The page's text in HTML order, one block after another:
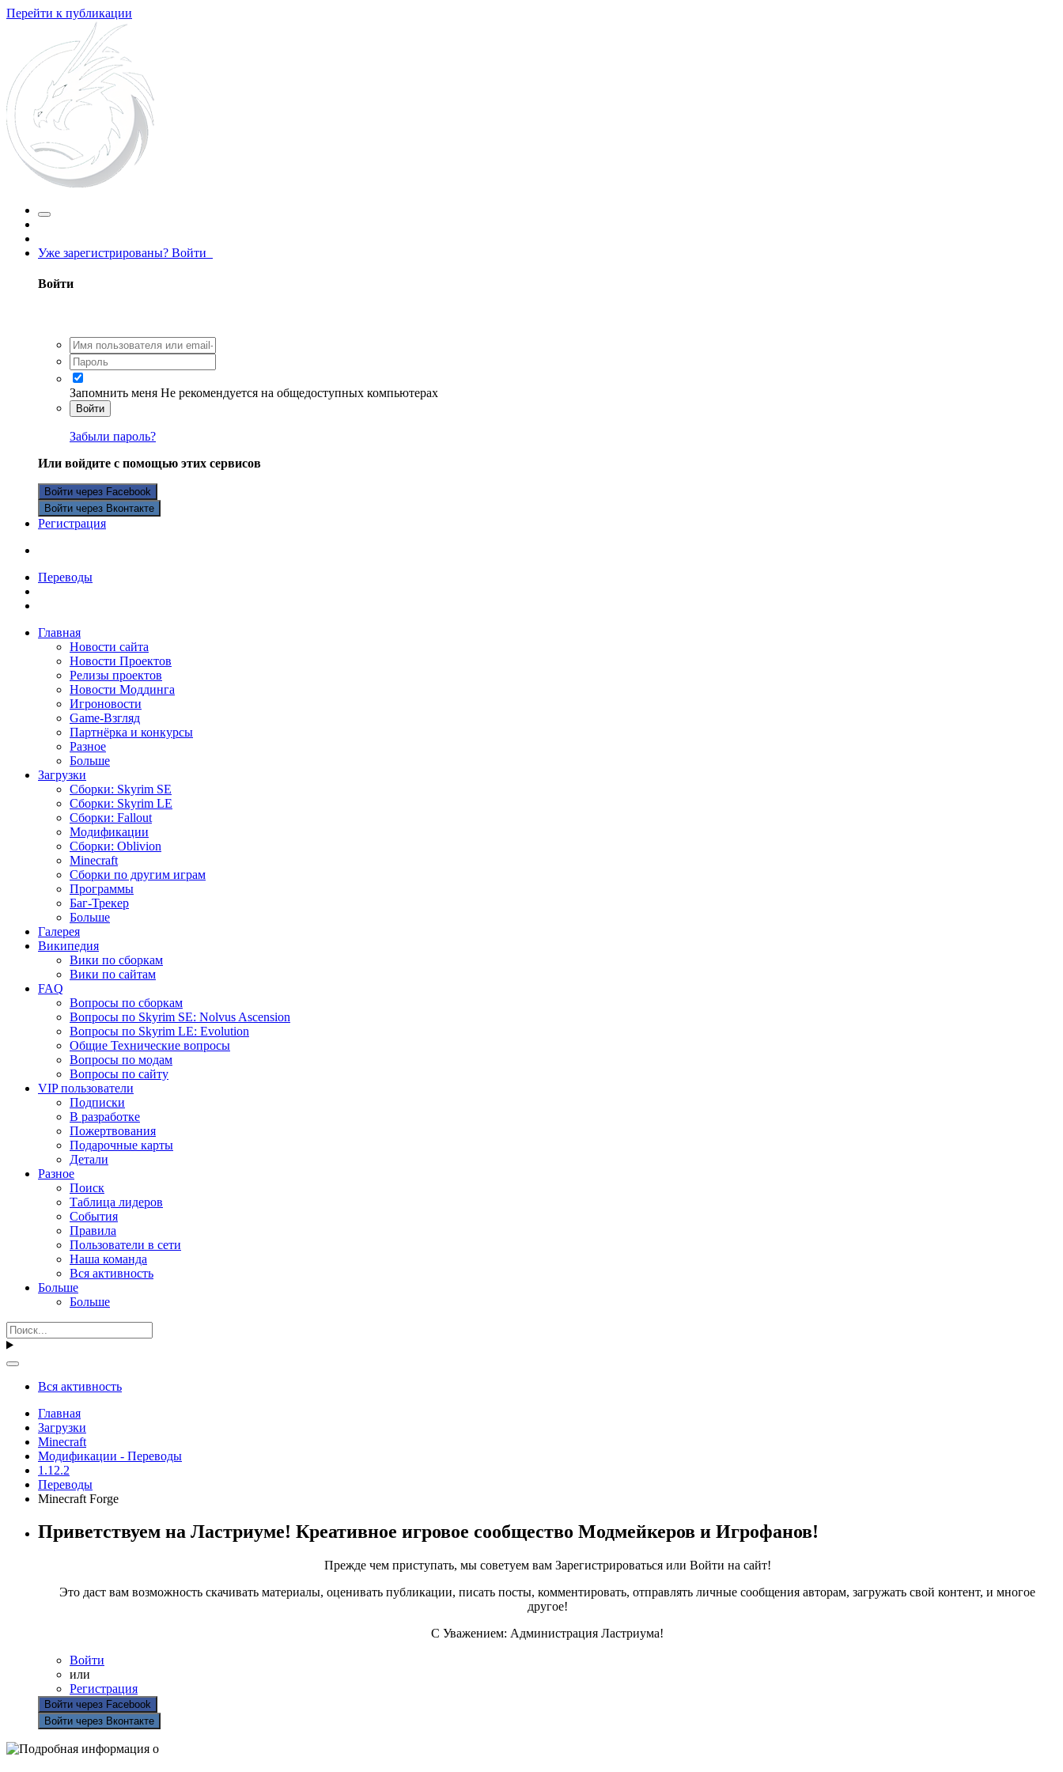
Перейти к публикации
Уже зарегистрированы? Войти
Войти
Запомнить меня Не рекомендуется на общедоступных компьютерах
Войти
Забыли пароль?
Или войдите с помощью этих сервисов
Войти через Facebook
Войти через Вконтакте
Регистрация
Переводы
Главная
Новости сайта
Новости Проектов
Релизы проектов
Новости Моддинга
Игроновости
Game-Взгляд
Партнёрка и конкурсы
Разное
Больше
Загрузки
Сборки: Skyrim SE
Сборки: Skyrim LE
Сборки: Fallout
Модификации
Сборки: Oblivion
Minecraft
Сборки по другим играм
Программы
Баг-Трекер
Больше
Галерея
Википедия
Вики по сборкам
Вики по сайтам
FAQ
Вопросы по сборкам
Вопросы по Skyrim SE: Nolvus Ascension
Вопросы по Skyrim LE: Evolution
Общие Технические вопросы
Вопросы по модам
Вопросы по сайту
VIP пользователи
Подписки
В разработке
Пожертвования
Подарочные карты
Детали
Разное
Поиск
Таблица лидеров
События
Правила
Пользователи в сети
Наша команда
Вся активность
Больше
Больше
Вся активность
Главная
Загрузки
Minecraft
Модификации - Переводы
1.12.2
Переводы
Minecraft Forge
Приветствуем на Ластриуме! Креативное игровое сообщество Модмейкеров и Игрофанов!
Прежде чем приступать, мы советуем вам Зарегистрироваться или Войти на сайт!
Это даст вам возможность скачивать материалы, оценивать публикации, писать посты, комментировать, отправлять личные сообщения авторам, загружать свой контент, и многое
другое!
С Уважением: Администрация Ластриума!
Войти
или
Регистрация
Войти через Facebook
Войти через Вконтакте